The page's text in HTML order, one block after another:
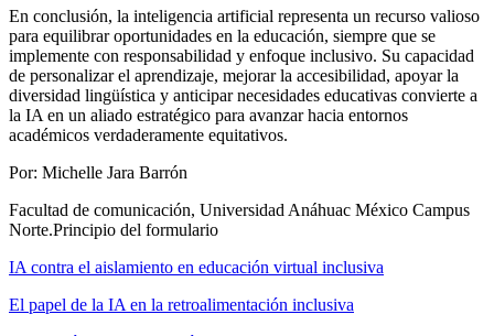
En conclusión, la inteligencia artificial representa un recurso valioso
para equilibrar oportunidades en la educación, siempre que se
implemente con responsabilidad y enfoque inclusivo. Su capacidad
de personalizar el aprendizaje, mejorar la accesibilidad, apoyar la
diversidad lingüística y anticipar necesidades educativas convierte a
la IA en un aliado estratégico para avanzar hacia entornos
académicos verdaderamente equitativos.
Por: Michelle Jara Barrón
Facultad de comunicación, Universidad Anáhuac México Campus
Norte.Principio del formulario
IA contra el aislamiento en educación virtual inclusiva
El papel de la IA en la retroalimentación inclusiva